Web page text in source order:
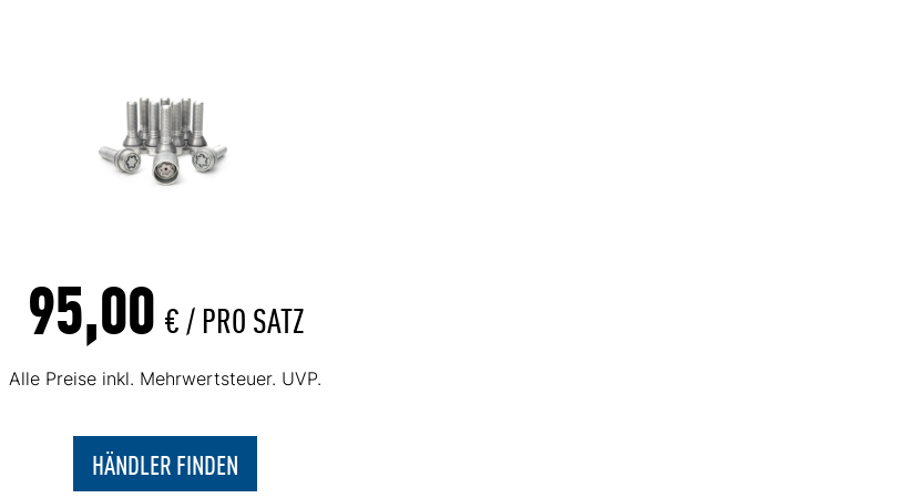
95,00 € / PRO SATZ
Alle Preise inkl. Mehrwertsteuer. UVP.
HÄNDLER FINDEN